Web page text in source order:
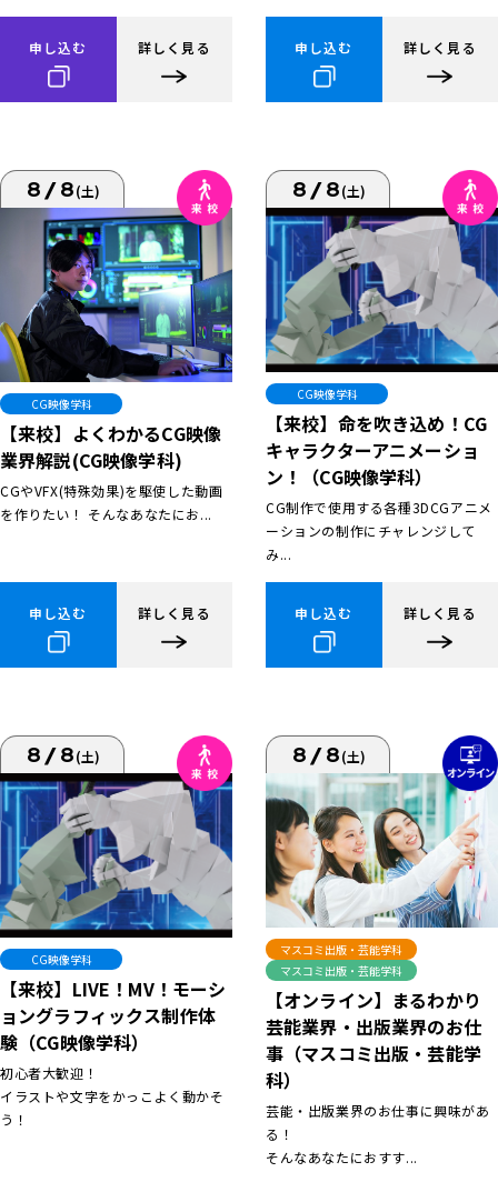
申し込む 詳しく見る 申し込む 詳しく見る
8/8(土)
CG映像学科
【来校】よくわかるCG映像
業界解説(CG映像学科)
CGやVFX(特殊効果)を駆使した動画
を作りたい！ そんなあなたにお...
申し込む 詳しく見る
8/8(土)
CG映像学科
【来校】命を吹き込め！CG
キャラクターアニメーショ
ン！（CG映像学科）
CG制作で使用する各種3DCGアニメ
ーションの制作にチャレンジして
み...
申し込む 詳しく見る
8/8(土)
CG映像学科
【来校】LIVE！MV！モーシ
ョングラフィックス制作体
験（CG映像学科）
初心者大歓迎！
イラストや文字をかっこよく動かそ
う！
8/8(土)
マスコミ出版・芸能学科
マスコミ出版・芸能学科
【オンライン】まるわかり
芸能業界・出版業界のお仕
事（マスコミ出版・芸能学
科）
芸能・出版業界のお仕事に興味があ
る！
そんなあなたにおすす...